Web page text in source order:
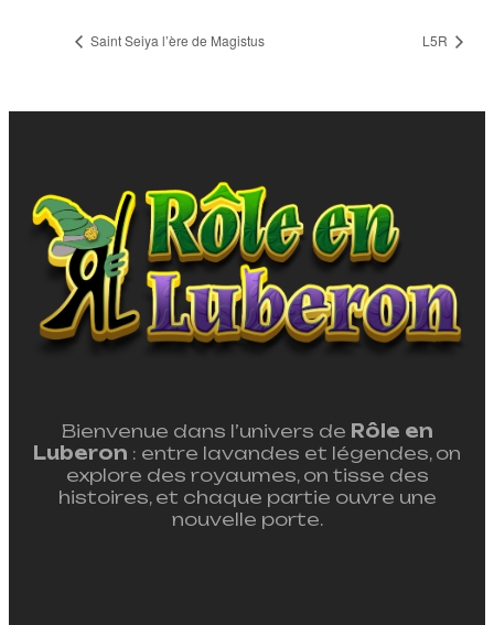
Saint Seiya l’ère de Magistus L5R
Bienvenue dans l’univers de Rôle en
Luberon : entre lavandes et légendes, on
explore des royaumes, on tisse des
histoires, et chaque partie ouvre une
nouvelle porte.